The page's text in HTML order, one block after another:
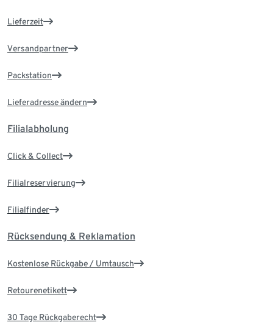
Lieferzeit
Versandpartner
Packstation
Lieferadresse ändern
Filialabholung
Click & Collect
Filialreservierung
Filialfinder
Rücksendung & Reklamation
Kostenlose Rückgabe / Umtausch
Retourenetikett
30 Tage Rückgaberecht